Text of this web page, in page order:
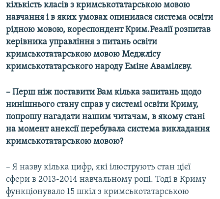
кількість класів з кримськотатарською мовою
навчання і в яких умовах опинилася система освіти
рідною мовою, кореспондент Крим.Реалії розпитав
керівника управління з питань освіти
кримськотатарською мовою Меджлісу
кримськотатарського народу Еміне Авамілєву.
– Перш ніж поставити Вам кілька запитань щодо
нинішнього стану справ у системі освіти Криму,
попрошу нагадати нашим читачам, в якому стані
на момент анексії перебувала система викладання
кримськотатарською мовою?
– Я назву кілька цифр, які ілюструють стан цієї
сфери в 2013-2014 навчальному році. Тоді в Криму
функціонувало 15 шкіл з кримськотатарською